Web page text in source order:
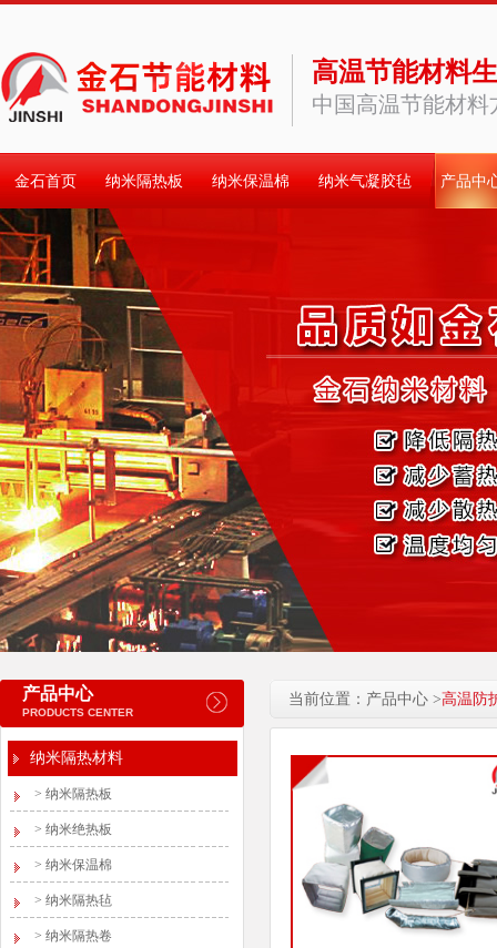
高温节能材料
中国高温节能材料
金石首页 纳米隔热板 纳米保温棉 纳米气凝胶毡 产品中
产品中心
PRODUCTS CENTER
纳米隔热材料
> 纳米隔热板
> 纳米绝热板
> 纳米保温棉
> 纳米隔热毡
> 纳米隔热卷
当前位置：产品中心 >高温防